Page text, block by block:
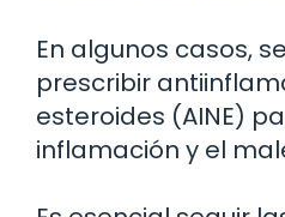
En algunos casos,
prescribir
esteroides (AINE)
inflamación y el